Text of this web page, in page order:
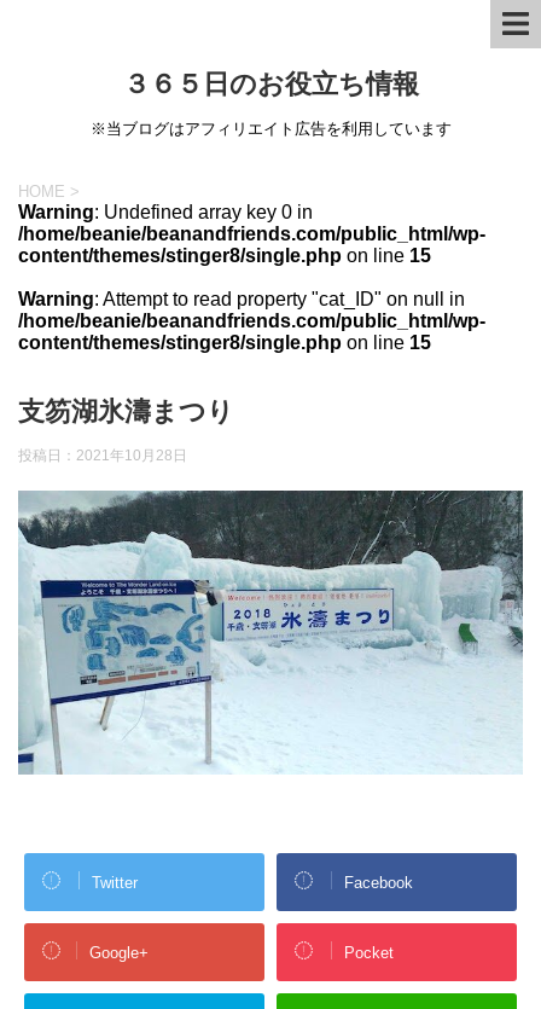
３６５日のお役立ち情報
※当ブログはアフィリエイト広告を利用しています
HOME >
Warning: Undefined array key 0 in
/home/beanie/beanandfriends.com/public_html/wp-
content/themes/stinger8/single.php on line 15
Warning: Attempt to read property "cat_ID" on null in
/home/beanie/beanandfriends.com/public_html/wp-
content/themes/stinger8/single.php on line 15
支笏湖氷濤まつり
投稿日： 2021年10月28日
Twitter Facebook
Google+ Pocket